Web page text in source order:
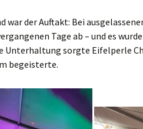
war der Auftakt: Bei
Tage ab – und es
Unterhaltung sorgte Eifelperle
begeisterte.